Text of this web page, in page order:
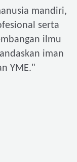
mandiri,
serta
ilmu
iman
YME."